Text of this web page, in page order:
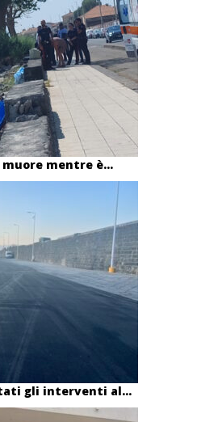
muore mentre è...
gli interventi al...